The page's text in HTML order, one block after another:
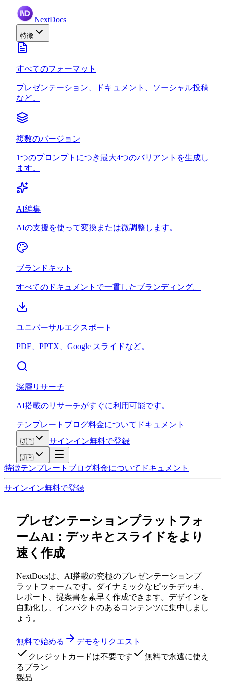
NextDocs
特徴
すべてのフォーマット
プレゼンテーション、ドキュメント、ソーシャル投稿
など。
複数のバージョン
1つのプロンプトにつき最大4つのバリアントを生成し
ます。
AI編集
AIの支援を使って変換または微調整します。
ブランドキット
すべてのドキュメントで一貫したブランディング。
ユニバーサルエクスポート
PDF、PPTX、Google スライドなど。
深層リサーチ
AI搭載のリサーチがすぐに利用可能です。
テンプレート ブログ料金について ドキュメント
🇯🇵 サインイン無料で登録
🇯🇵
特徴テンプレート ブログ料金について ドキュメント
サインイン無料で登録
プレゼンテーションプラットフォ
ームAI：デッキとスライドをより
速く作成
NextDocsは、AI搭載の究極のプレゼンテーションプ
ラットフォームです。ダイナミックなピッチデッキ、
レポート、提案書を素早く作成できます。デザインを
自動化し、インパクトのあるコンテンツに集中しまし
ょう。
無料で始める
デモをリクエスト
クレジットカードは不要です
無料で永遠に使え
るプラン
製品